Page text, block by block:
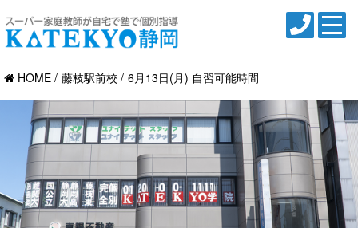
HOME 藤枝駅前校 6月13日(月) 自習可能時間